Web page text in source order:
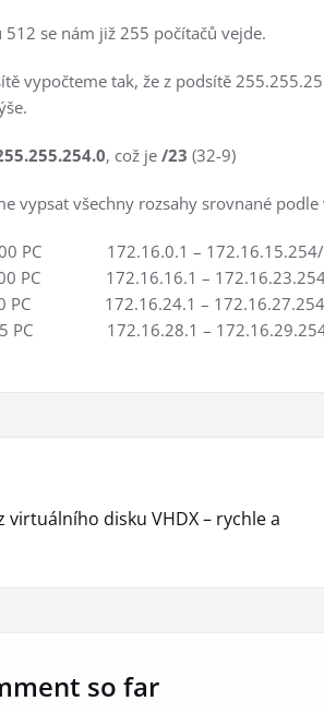
se nám již 255 počítačů vejde.
vypočteme tak, že z podsítě
, což je /23 (32-9)
vypsat všechny rozsahy srovnané podle
172.16.0.1 – 172.16.15.254/
172.16.16.1 –
172.16.24.1 –
172.16.28.1 –
virtuálního disku VHDX – rychle a
so far